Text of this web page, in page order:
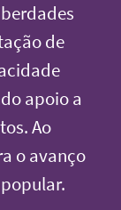
de
apoio a
Ao
o avanço